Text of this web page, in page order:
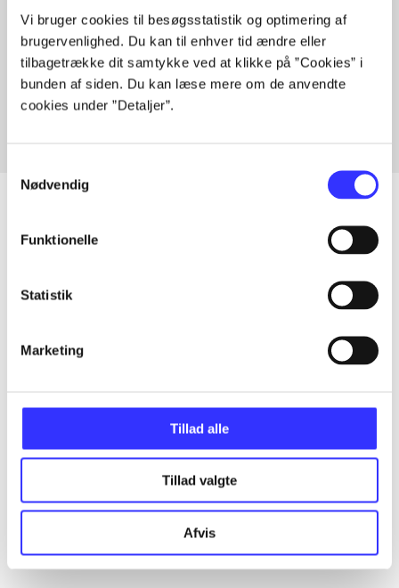
Vi bruger cookies til besøgsstatistik og optimering af
brugervenlighed. Du kan til enhver tid ændre eller
tilbagetrække dit samtykke ved at klikke på ”Cookies” i
bunden af siden. Du kan læse mere om de anvendte
cookies under ”Detaljer”.
Nødvendig
Funktionelle
Statistik
Marketing
Tillad alle
Tillad valgte
Afvis
Artikler med samme emner
Fra
...
...